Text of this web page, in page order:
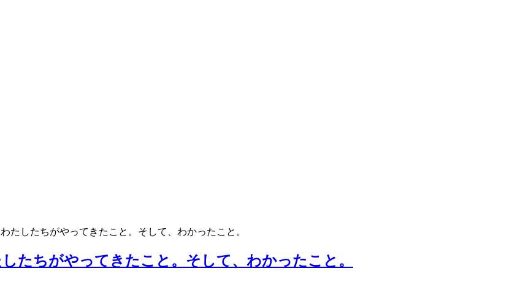
したちがやってきたこと。そして、わかったこと。
ちがやってきたこと。そして、わかったこと。